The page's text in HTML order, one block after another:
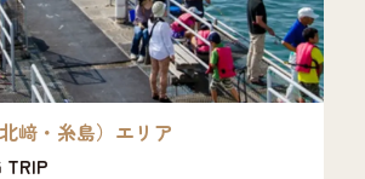
﨑・糸島）エリア